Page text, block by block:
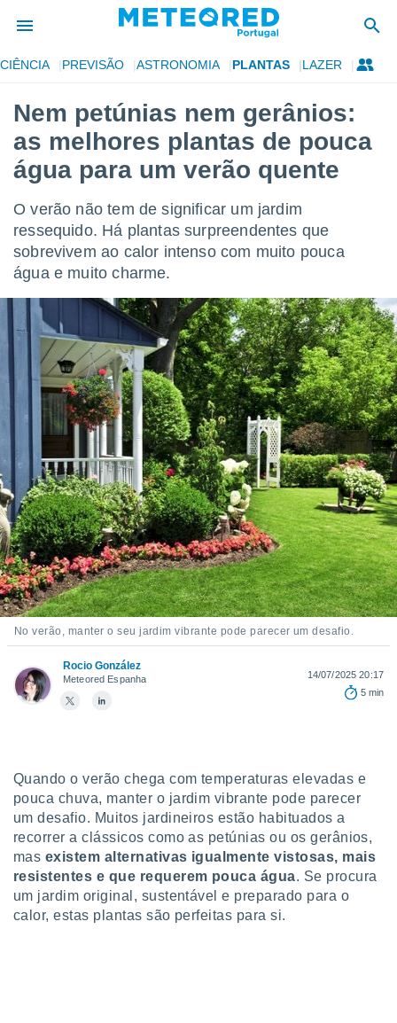
da
foi
para
fornecidas
a este
das
e
digital
recolhidas
ou
permite-
a nossa
de alta
botão
ao
a
todos os
ou
um perfil
lhe
e
com
Pode
na nossa
e
ACEITAR
E
CONTINUAR
CONFIGURAÇÕES
CIÊNCIA PREVISÃO ASTRONOMIA PLANTAS LAZER
Nem petúnias nem gerânios:
as melhores plantas de pouca
água para um verão quente
O verão não tem de significar um jardim
ressequido. Há plantas surpreendentes que
sobrevivem ao calor intenso com muito pouca
água e muito charme.
No verão, manter o seu jardim vibrante pode parecer um desafio.
Rocio González
Meteored Espanha
14/07/2025 20:17
5 min
Quando o verão chega com temperaturas elevadas e
pouca chuva, manter o jardim vibrante pode parecer
um desafio. Muitos jardineiros estão habituados a
recorrer a clássicos como as petúnias ou os gerânios,
mas existem alternativas igualmente vistosas, mais
resistentes e que requerem pouca água. Se procura
um jardim original, sustentável e preparado para o
calor, estas plantas são perfeitas para si.